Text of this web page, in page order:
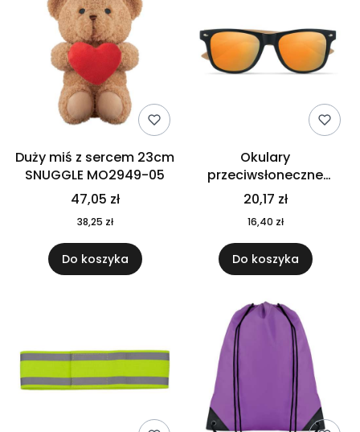
Duży miś z sercem 23cm
SNUGGLE MO2949-05
47,05 zł
38,25 zł
Do koszyka
Okulary
przeciwsłoneczne
CALIFORNIA TOUCH
MO9617-10
20,17 zł
16,40 zł
Do koszyka